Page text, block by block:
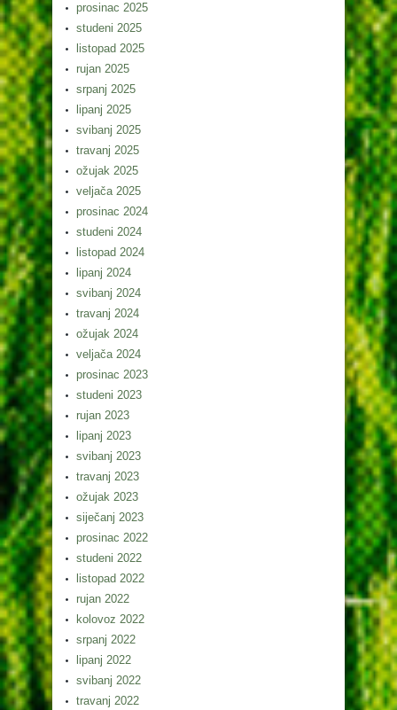
prosinac 2025
studeni 2025
listopad 2025
rujan 2025
srpanj 2025
lipanj 2025
svibanj 2025
travanj 2025
ožujak 2025
veljača 2025
prosinac 2024
studeni 2024
listopad 2024
lipanj 2024
svibanj 2024
travanj 2024
ožujak 2024
veljača 2024
prosinac 2023
studeni 2023
rujan 2023
lipanj 2023
svibanj 2023
travanj 2023
ožujak 2023
siječanj 2023
prosinac 2022
studeni 2022
listopad 2022
rujan 2022
kolovoz 2022
srpanj 2022
lipanj 2022
svibanj 2022
travanj 2022